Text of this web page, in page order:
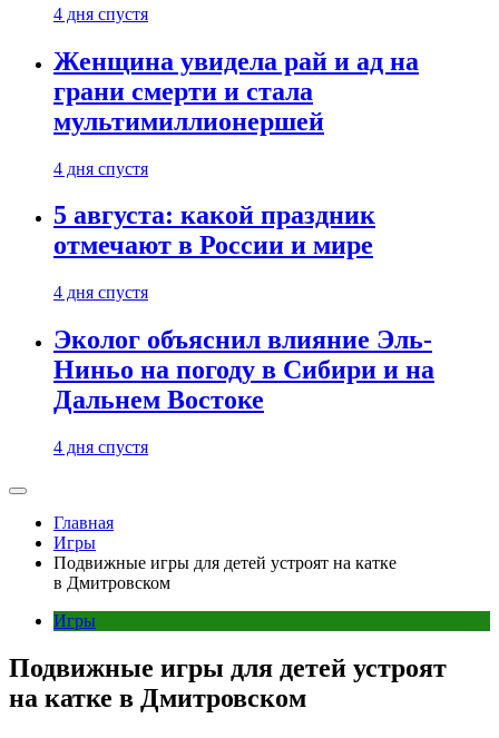
4 дня спустя
Женщина увидела рай и ад на
грани смерти и стала
мультимиллионершей
4 дня спустя
5 августа: какой праздник
отмечают в России и мире
4 дня спустя
Эколог объяснил влияние Эль-
Ниньо на погоду в Сибири и на
Дальнем Востоке
4 дня спустя
Главная
Игры
Подвижные игры для детей устроят на катке
в Дмитровском
Игры
Подвижные игры для детей устроят
на катке в Дмитровском